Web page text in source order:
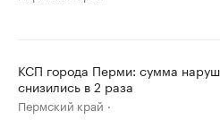
КСП города Перми: сумма
снизились в 2 раза
Пермский край